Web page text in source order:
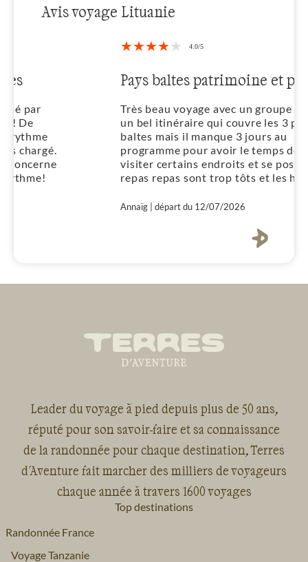
Avis voyage Lituanie
Pays baltes patrimoine et parcs
Très beau voyage avec un groupe sympa,
un bel itinéraire qui couvre les 3 pays
baltes mais il manque 3 jours au
programme pour avoir le temps de mieux
visiter certains endroits et se poser. Les
repas repas sont trop tôts et les horaires
magnifique ville de Riga ne correspond
historique. Celui que nous avons eu était
Annaïg | départ du 12/07/2026
Leader du voyage à pied depuis plus de 50 ans,
réputé pour son savoir-faire et sa connaissance
de la randonnée pour chaque destination, Terres
d'Aventure fait marcher des milliers de voyageurs
chaque année à travers 1600 voyages
Top destinations
Randonnée France
Voyage Tanzanie